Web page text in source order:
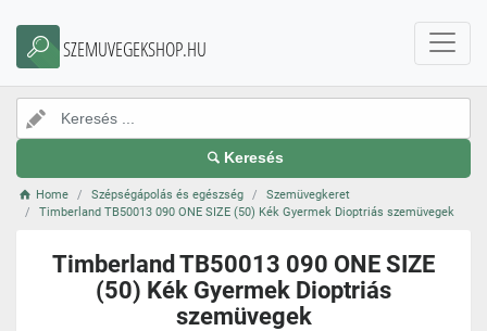
SZEMUVEGEKSHOP.HU
Keresés
Home Szépségápolás és egészség
Szemüvegkeret
Timberland TB50013 090 ONE SIZE (50) Kék Gyermek Dioptriás szemüvegek
Timberland TB50013 090 ONE SIZE
(50) Kék Gyermek Dioptriás
szemüvegek